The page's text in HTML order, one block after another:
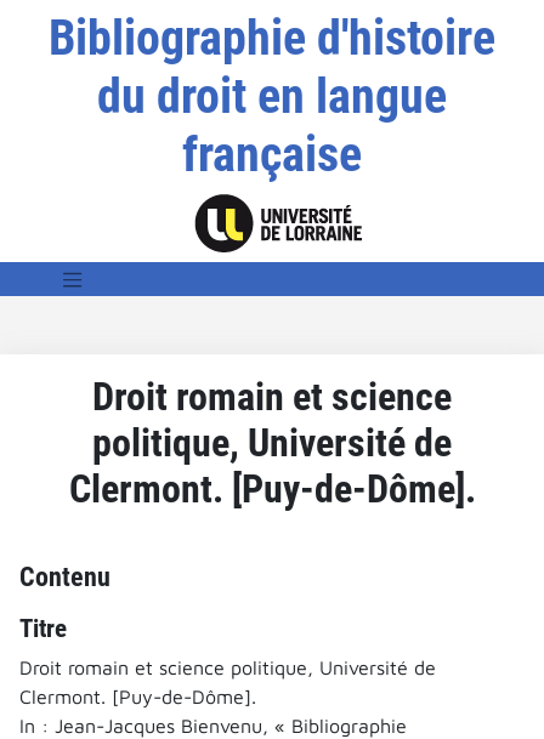
Bibliographie d'histoire
du droit en langue
française
Droit romain et science
politique, Université de
Clermont. [Puy-de-Dôme].
Contenu
Titre
Droit romain et science politique, Université de
Clermont. [Puy-de-Dôme].
In : Jean-Jacques Bienvenu, « Bibliographie